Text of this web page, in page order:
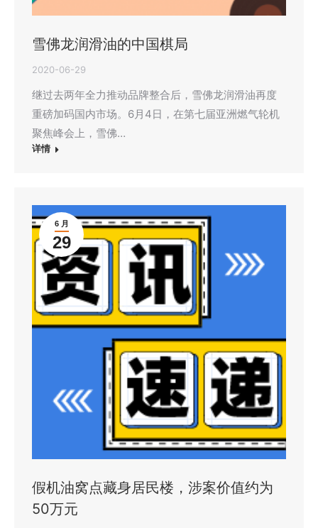
雪佛龙润滑油的中国棋局
2020-06-29
继过去两年全力推动品牌整合后，雪佛龙润滑油再度
重磅加码国内市场。6月4日，在第七届亚洲燃气轮机
聚焦峰会上，雪佛…
详情
6 月
29
假机油窝点藏身居民楼，涉案价值约为
50万元